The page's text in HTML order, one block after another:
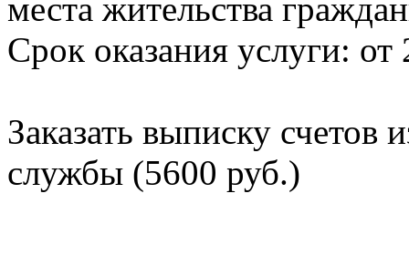
места жительства
Срок оказания услуги: от
Заказать выписку счетов
службы (5600 руб.)